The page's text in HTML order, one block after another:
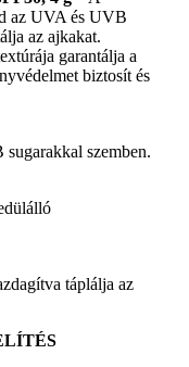
az UVA és UVB
az ajkakat.
garantálja a
biztosít és
szemben.
táplálja az